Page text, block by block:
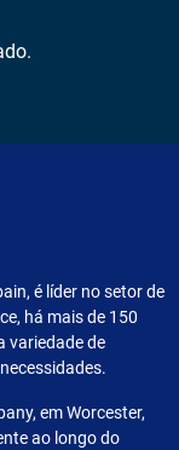
é líder no setor de
há mais de 150
variedade de
em Worcester,
ao longo do